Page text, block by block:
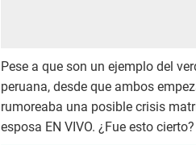
Pese a que son un ejemplo del
peruana, desde que ambos
rumoreaba una posible crisis
esposa EN VIVO. ¿Fue esto cierto?